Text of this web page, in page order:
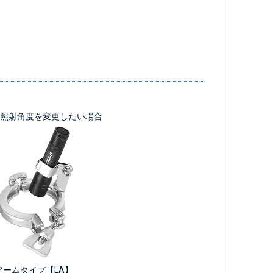
射角度を変更したい場合
ームタイプ【LA】